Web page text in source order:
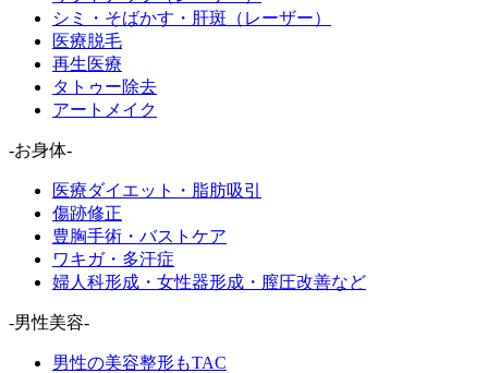
シミ・そばかす・肝斑（レーザー）
医療脱毛
再生医療
タトゥー除去
アートメイク
-お身体-
医療ダイエット・脂肪吸引
傷跡修正
豊胸手術・バストケア
ワキガ・多汗症
婦人科形成・女性器形成・膣圧改善など
-男性美容-
男性の美容整形もTAC